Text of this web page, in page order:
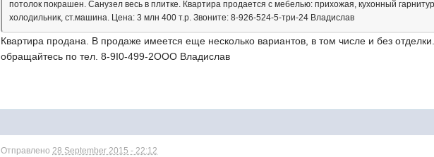
потолок покрашен. Санузел весь в плитке. Квартира продается с мебелью: прихожая, кухонный
холодильник, ст.машина. Цена: 3 млн 400 т.р. Звоните: 8-926-524-5-три-24 Владислав
Квартира продана. В продаже имеется еще несколько вариантов, в том числе и без
обращайтесь по тел. 8-9I0-499-2ООО Владислав
Отправлено28 September 2015 - 22:12